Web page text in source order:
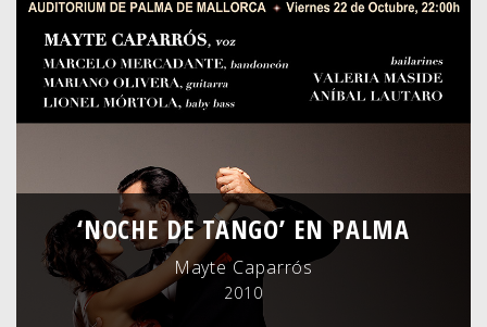
‘NOCHE DE TANGO’ EN PALMA
Mayte Caparrós
2010